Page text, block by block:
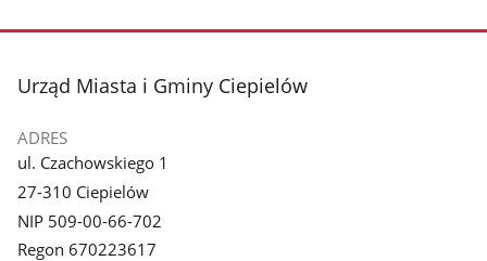
stopka
Urząd Miasta i Gminy Ciepielów
ADRES
ul. Czachowskiego 1
27-310 Ciepielów
NIP 509-00-66-702
Regon 670223617